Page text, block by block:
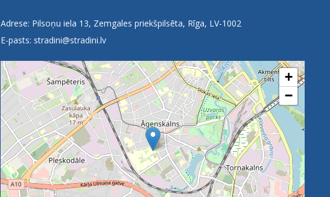
Adrese: Pilsoņu iela 13, Zemgales priekšpilsēta, Rīga, LV-1002
E-pasts: stradini@stradini.lv
+
−